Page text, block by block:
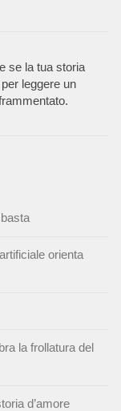
se la tua storia
leggere un
orienta
la frollatura del
d’amore